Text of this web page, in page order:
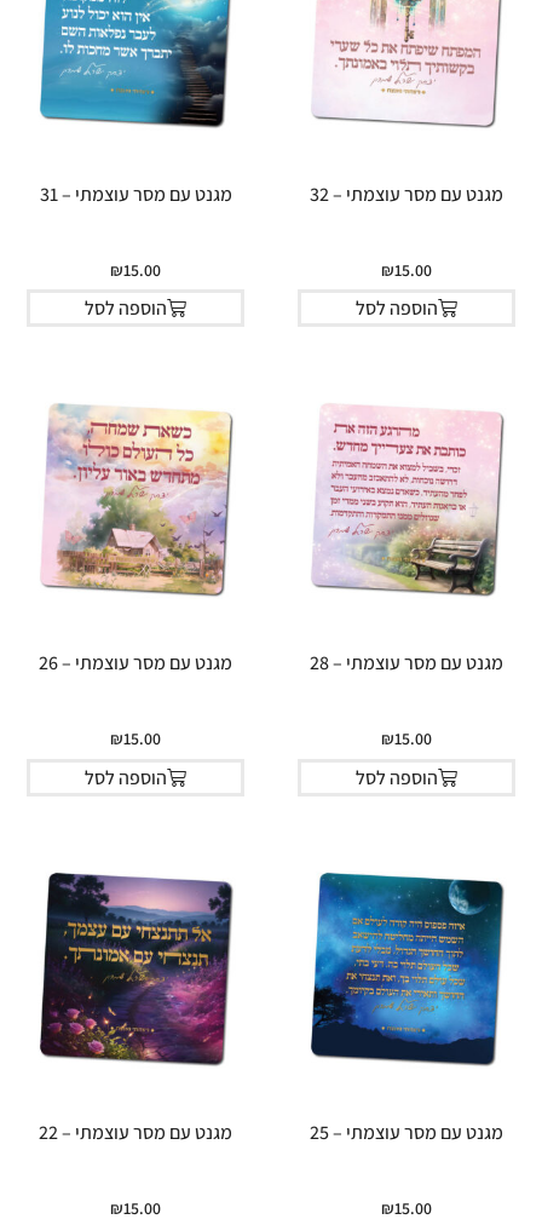
מגנט עם מסר עוצמתי – 32
₪15.00
הוספה לסל
מגנט עם מסר עוצמתי – 31
₪15.00
הוספה לסל
מגנט עם מסר עוצמתי – 28
₪15.00
הוספה לסל
מגנט עם מסר עוצמתי – 26
₪15.00
הוספה לסל
מגנט עם מסר עוצמתי – 25
₪15.00
מגנט עם מסר עוצמתי – 22
₪15.00